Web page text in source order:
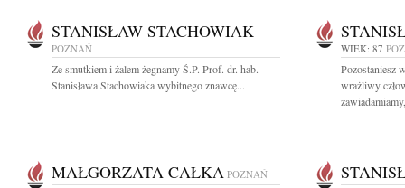
STANISŁAW STACHOWIAK
POZNAŃ
Ze smutkiem i żalem żegnamy Ś.P. Prof. dr. hab.
Stanisława Stachowiaka wybitnego znawcę...
WIEK: 87
Pozostaniesz
wrażliwy
MAŁGORZATA CAŁKA POZNAŃ